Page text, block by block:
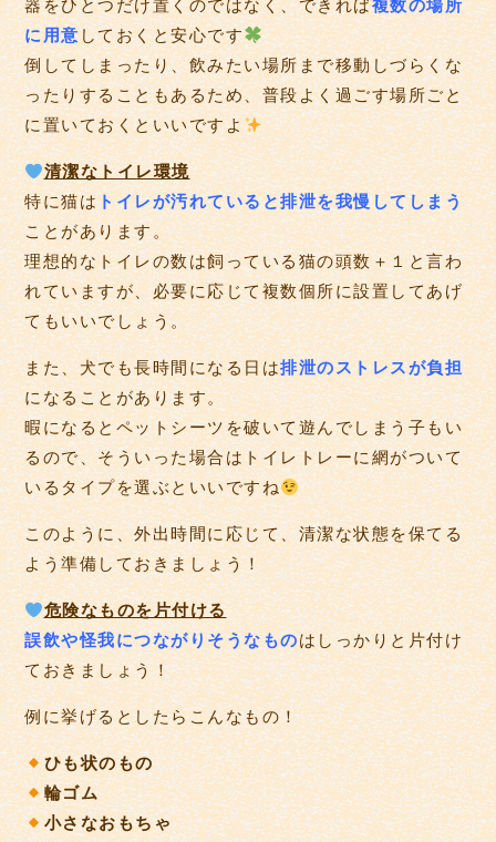
器をひとつだけ置くのではなく、できれば複数の場所
に用意しておくと安心です
倒してしまったり、飲みたい場所まで移動しづらくな
ったりすることもあるため、普段よく過ごす場所ごと
に置いておくといいですよ
清潔なトイレ環境
特に猫はトイレが汚れていると排泄を我慢してしまう
ことがあります。
理想的なトイレの数は飼っている猫の頭数＋１と言わ
れていますが、必要に応じて複数個所に設置してあげ
てもいいでしょう。
また、犬でも長時間になる日は排泄のストレスが負担
になることがあります。
暇になるとペットシーツを破いて遊んでしまう子もい
るので、そういった場合はトイレトレーに網がついて
いるタイプを選ぶといいですね
このように、外出時間に応じて、清潔な状態を保てる
よう準備しておきましょう！
危険なものを片付ける
誤飲や怪我につながりそうなものはしっかりと片付け
ておきましょう！
例に挙げるとしたらこんなもの！
ひも状のもの
輪ゴム
小さなおもちゃ